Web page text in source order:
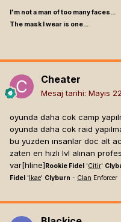
I'm not a man of too many faces...
The mask I wear is one...
Cheater
Mesaj tarihi: Mayıs
oyunda daha cok camp
oyunda daha cok raid
bu yuzden ınsanlar doc alt
zaten en hızlı lvl alınan
var[hline] Rookie Fidel 'Citir'
Fidel ' Ikae' Clyburn - Clan Enforcer